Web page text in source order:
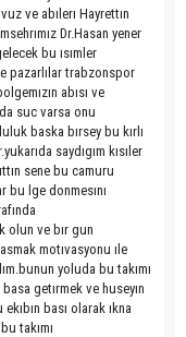
ve abılerı Hayrettın
Dr.Hasan yener
bu ısımler
pazarlılar trabzonspor
abısı ve
suc varsa onu
baska bırsey bu kırlı
saydıgım kısıler
sene bu camuru
bu lge donmesını
olun ve bır gun
motıvasyonu ıle
yoluda bu takımı
getırmek ve huseyın
bası olarak ıkna
takımı